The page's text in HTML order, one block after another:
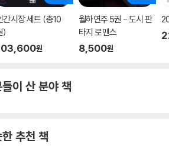
간시장 세트 (총10
)
원
월하연주 5권 - 도시 판
타지 로맨스
8,500원
이 산 분야 책
추천 책